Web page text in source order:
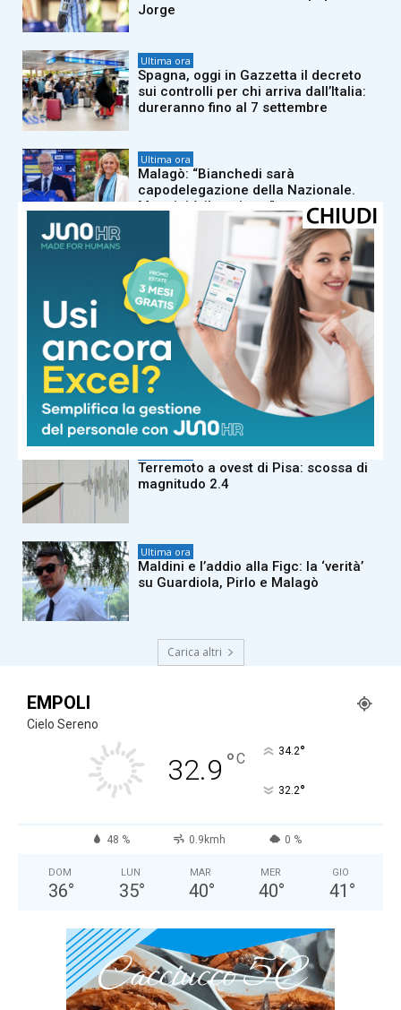
Jorge
Ultima ora
Spagna, oggi in Gazzetta il decreto
sui controlli per chi arriva dall’Italia:
dureranno fino al 7 settembre
Ultima ora
Malagò: “Bianchedi sarà
capodelegazione della Nazionale.
Mancini è il ct giusto”
Ultima ora
La Fifa difende Infantino: “Tante
falsità sul presidente, più di 30 anni
di vita dedicati al calcio”
Ultima ora
Iran, ultimatum agli Usa per Hormuz:
“Via il blocco navale o lo Stretto resta
chiuso”
Terremoto a ovest di Pisa: scossa di
magnitudo 2.4
Ultima ora
Maldini e l’addio alla Figc: la ‘verità’
su Guardiola, Pirlo e Malagò
Carica altri
EMPOLI
Cielo Sereno
32.9 °C 34.2°
32.2°
48 % 0.9kmh 0 %
DOM
36°
LUN
35°
MAR
40°
MER
40°
GIO
41 °